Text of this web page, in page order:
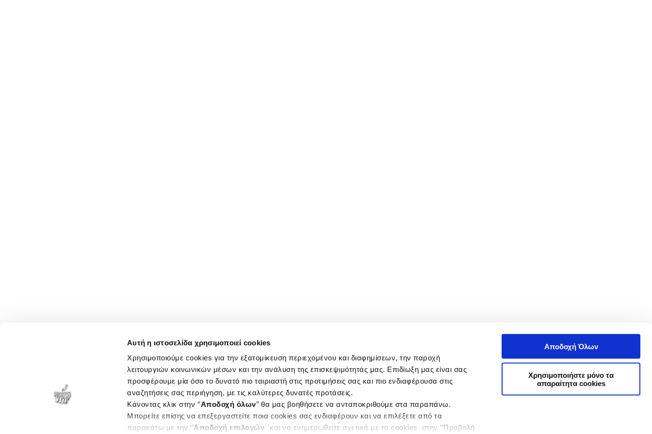
Αυτή η ιστοσελίδα χρησιμοποιεί cookies
Χρησιμοποιούμε cookies για την εξατομίκευση περιεχομένου και διαφημίσεων, την παροχή
λειτουργιών κοινωνικών μέσων και την ανάλυση της επισκεψιμότητάς μας. Επιδίωξη μας είναι σας
προσφέρουμε μία όσο το δυνατό πιο ταιριαστή στις προτιμήσεις σας και πιο ενδιαφέρουσα στις
αναζητήσεις σας περιήγηση, με τις καλύτερες δυνατές προτάσεις.
Κάνοντας κλικ στην ‘’Αποδοχή όλων’’ θα μας βοηθήσετε να ανταποκριθούμε στα παραπάνω.
Μπορείτε επίσης να επεξεργαστείτε ποια cookies σας ενδιαφέρουν και να επιλέξετε από τα
παρακάτω με την ‘’Αποδοχή επιλογών΄΄και να ενημερωθείτε σχετικά με τα cookies στην ‘’Προβολή
Αποδοχή Όλων
Χρησιμοποιήστε μόνο τα
απαραίτητα cookies